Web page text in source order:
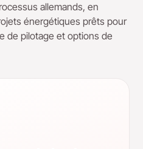
allemands, en
énergétiques prêts pour
de pilotage et options de